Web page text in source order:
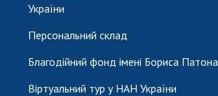
України
Персональний склад
Благодійний фонд імені Бориса Патона
Віртуальний тур у НАН України